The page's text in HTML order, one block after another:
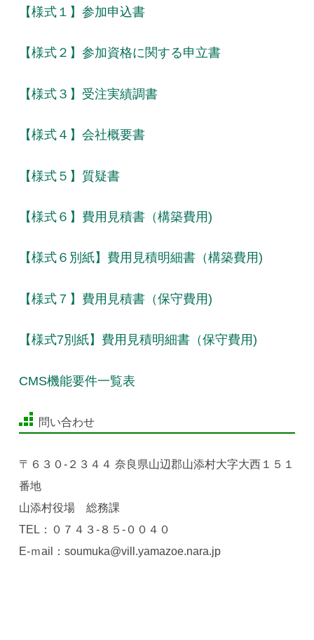
【様式１】参加申込書
【様式２】参加資格に関する申立書
【様式３】受注実績調書
【様式４】会社概要書
【様式５】質疑書
【様式６】費用見積書（構築費用)
【様式６別紙】費用見積明細書（構築費用)
【様式７】費用見積書（保守費用)
【様式7別紙】費用見積明細書（保守費用)
CMS機能要件一覧表
問い合わせ
〒６３０-２３４４ 奈良県山辺郡山添村大字大西１５１
番地
山添村役場 総務課
TEL：０７４３-８５-００４０
E-ｍail：soumuka@vill.yamazoe.nara.jp